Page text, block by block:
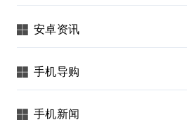
安卓资讯
手机导购
手机新闻